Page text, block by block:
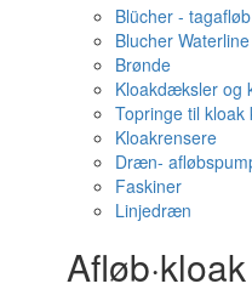
Blücher - tagafløb
Blucher Waterline
Brønde
Kloakdæksler og
Topringe til kloak
Kloakrensere
Dræn-
Faskiner
Linjedræn